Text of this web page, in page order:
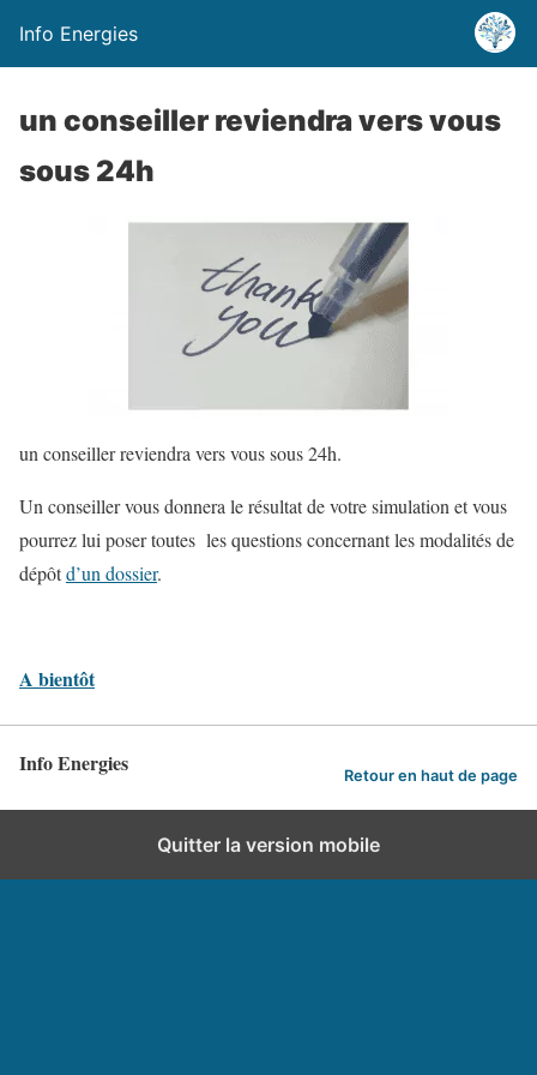
Info Energies
un conseiller reviendra vers vous
sous 24h
un conseiller reviendra vers vous sous 24h.
Un conseiller vous donnera le résultat de votre simulation et vous
pourrez lui poser toutes les questions concernant les modalités de
dépôtd’un dossier.
A bientôt
Info Energies Retour en haut de page
Quitter la version mobile